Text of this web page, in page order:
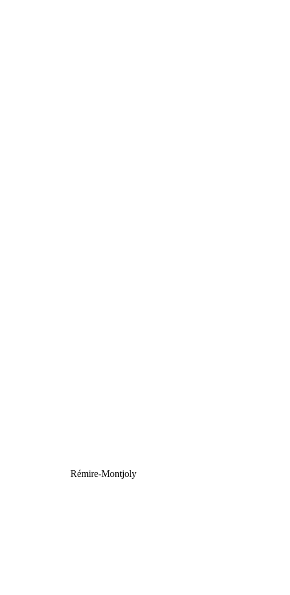
Rémire-Montjoly